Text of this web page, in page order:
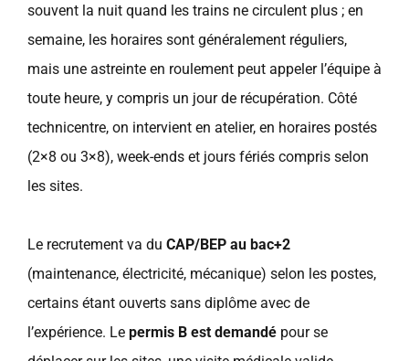
souvent la nuit quand les trains ne circulent plus ; en
semaine, les horaires sont généralement réguliers,
mais une astreinte en roulement peut appeler l’équipe à
toute heure, y compris un jour de récupération. Côté
technicentre, on intervient en atelier, en horaires postés
(2×8 ou 3×8), week-ends et jours fériés compris selon
les sites.
Le recrutement va du CAP/BEP au bac+2
(maintenance, électricité, mécanique) selon les postes,
certains étant ouverts sans diplôme avec de
l’expérience. Le permis B est demandé pour se